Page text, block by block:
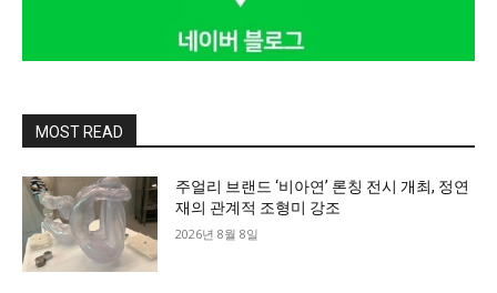
MOST READ
주얼리 브랜드 ‘비아연’ 론칭 전시 개최, 정연
재의 관계적 조형미 강조
2026년 8월 8일